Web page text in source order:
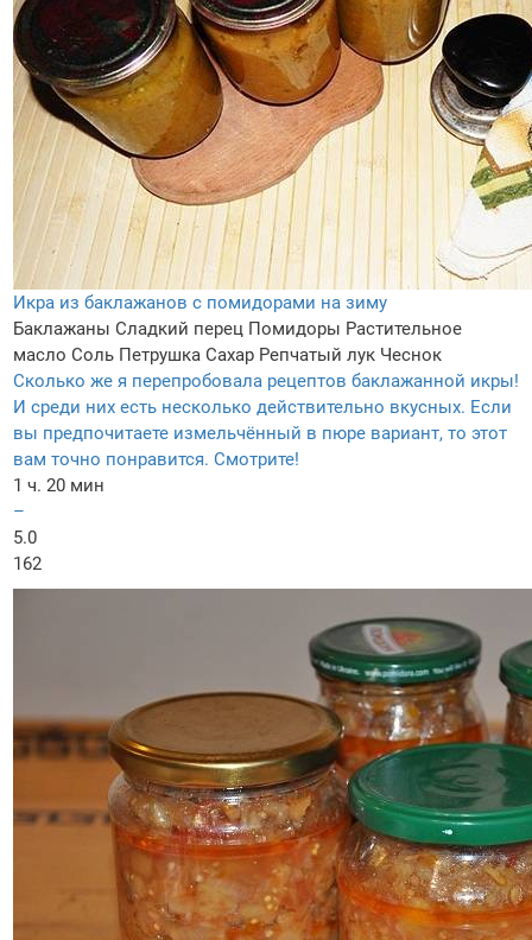
Икра из баклажанов с помидорами на зиму
Баклажаны Сладкий перец Помидоры Растительное
масло Соль Петрушка Сахар Репчатый лук Чеснок
Сколько же я перепробовала рецептов баклажанной икры!
И среди них есть несколько действительно вкусных. Если
вы предпочитаете измельчённый в пюре вариант, то этот
вам точно понравится. Смотрите!
1 ч. 20 мин
–
5.0
162